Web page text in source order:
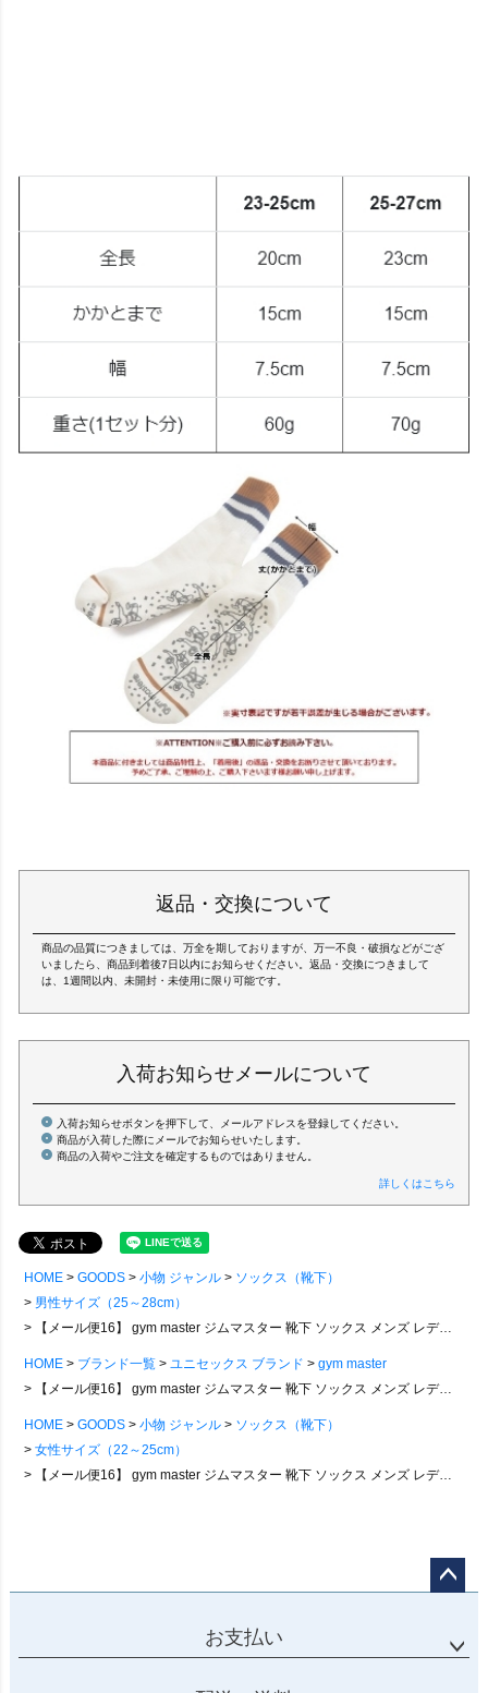
返品・交換について
商品の品質につきましては、万全を期しておりますが、万一不良・破損などがござ
いましたら、商品到着後7日以内にお知らせください。返品・交換につきまして
は、1週間以内、未開封・未使用に限り可能です。
入荷お知らせメールについて
入荷お知らせボタンを押下して、メールアドレスを登録してください。
商品が入荷した際にメールでお知らせいたします。
商品の入荷やご注文を確定するものではありません。
詳しくはこちら
HOME GOODS 小物 ジャンル
ソックス（靴下）
男性サイズ（25～28cm）
【メール便16】 gym master ジムマスター 靴下 ソックス メンズ レディース ミドル丈 マスクマン 滑り止め ラバー グリップ ライン ラインソックス ズレにくい リブ切り替え パイル使い おしゃれ かわいい カジュアル パティ
HOME ブランド一覧 ユニセックス ブランド
gym master
【メール便16】 gym master ジムマスター 靴下 ソックス メンズ レディース ミドル丈 マスクマン 滑り止め ラバー グリップ ライン ラインソックス ズレにくい リブ切り替え パイル使い おしゃれ かわいい カジュアル パティ
HOME GOODS 小物 ジャンル
ソックス（靴下）
女性サイズ（22～25cm）
【メール便16】 gym master ジムマスター 靴下 ソックス メンズ レディース ミドル丈 マスクマン 滑り止め ラバー グリップ ライン ラインソックス ズレにくい リブ切り替え パイル使い おしゃれ かわいい カジュアル パティ
お支払い